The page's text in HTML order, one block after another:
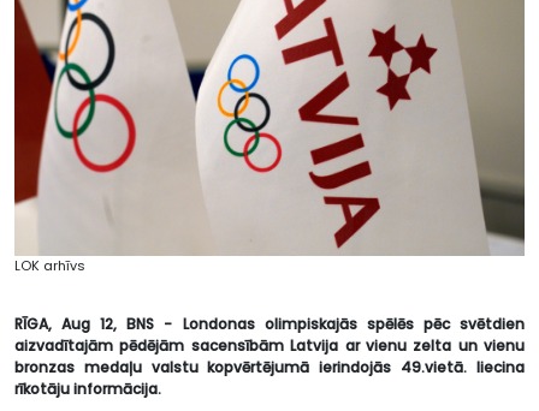
LOK arhīvs
RĪGA, Aug 12, BNS - Londonas olimpiskajās spēlēs pēc svētdien
aizvadītajām pēdējām sacensībām Latvija ar vienu zelta un vienu
bronzas medaļu valstu kopvērtējumā ierindojās 49.vietā. liecina
rīkotāju informācija.